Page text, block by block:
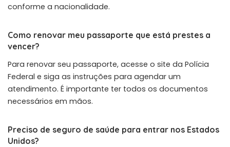
conforme a nacionalidade.
Como renovar meu passaporte que está prestes a
vencer?
Para renovar seu passaporte, acesse o site da Polícia
Federal e siga as instruções para agendar um
atendimento. É importante ter todos os documentos
necessários em mãos.
Preciso de seguro de saúde para entrar nos Estados
Unidos?